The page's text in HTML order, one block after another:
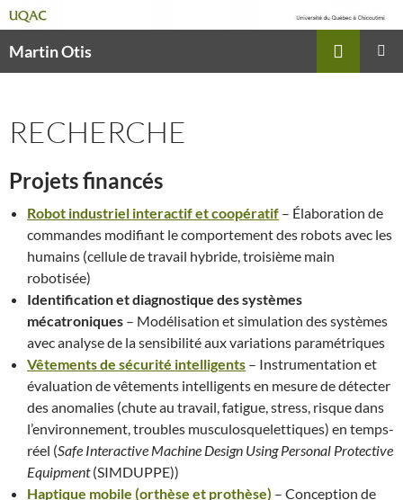
Martin Otis
RECHERCHE
Projets financés
Robot industriel interactif et coopératif – Élaboration de
commandes modifiant le comportement des robots avec les
humains (cellule de travail hybride, troisième main
robotisée)
Identification et diagnostique des systèmes
mécatroniques – Modélisation et simulation des systèmes
avec analyse de la sensibilité aux variations paramétriques
Vêtements de sécurité intelligents – Instrumentation et
évaluation de vêtements intelligents en mesure de détecter
des anomalies (chute au travail, fatigue, stress, risque dans
l’environnement, troubles musculosquelettiques) en temps-
réel (Safe Interactive Machine Design Using Personal Protective
Equipment(SIMDUPPE))
Haptique mobile (orthèse et prothèse) – Conception de